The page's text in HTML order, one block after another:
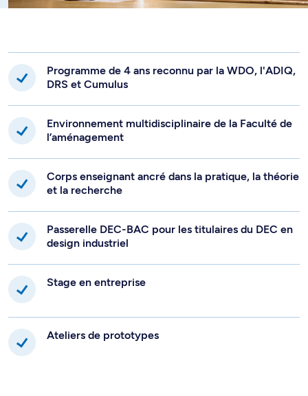
Programme de 4 ans reconnu par la WDO, l'ADIQ,
DRS et Cumulus
Environnement multidisciplinaire de la Faculté de
l’aménagement
Corps enseignant ancré dans la pratique, la théorie
et la recherche
Passerelle DEC-BAC pour les titulaires du DEC en
design industriel
Stage en entreprise
Ateliers de prototypes